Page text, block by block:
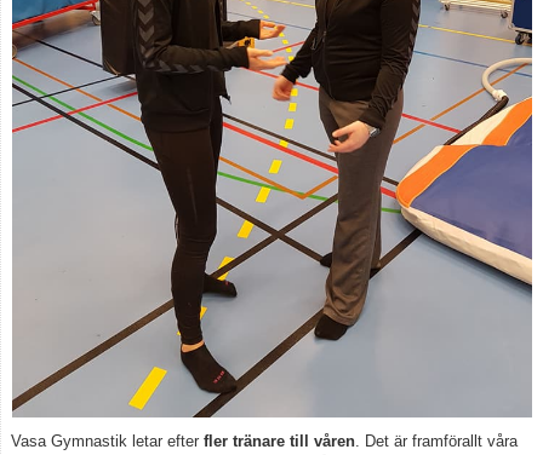
Kontakt
Vanliga frågor
Integritetspolicy
Vasa Gymnastik letar efter fler tränare till våren. Det är framförallt våra